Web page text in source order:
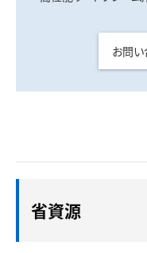
お問い
省資源